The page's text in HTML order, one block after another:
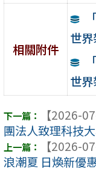
相關附件
世
世
【2026-
團法人致理科技
【2026-
浪潮夏 日煥新優